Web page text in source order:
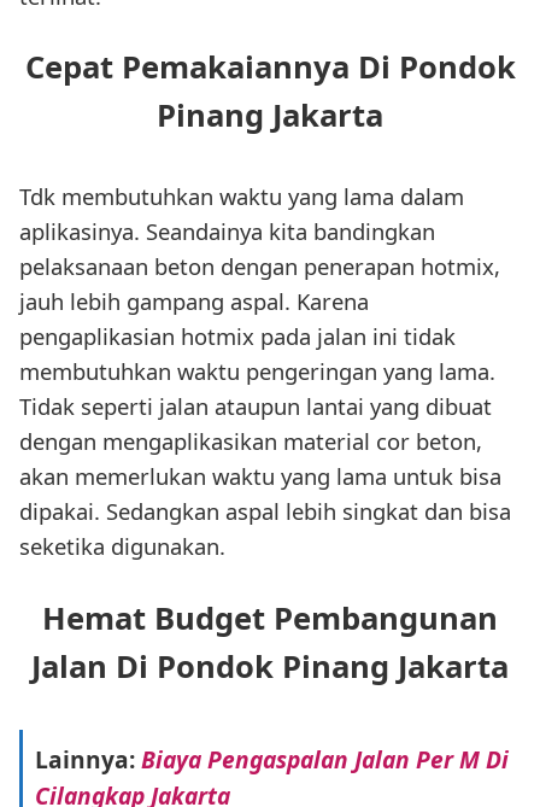
Cepat Pemakaiannya Di Pondok
Pinang Jakarta
Tdk membutuhkan waktu yang lama dalam
aplikasinya. Seandainya kita bandingkan
pelaksanaan beton dengan penerapan hotmix,
jauh lebih gampang aspal. Karena
pengaplikasian hotmix pada jalan ini tidak
membutuhkan waktu pengeringan yang lama.
Tidak seperti jalan ataupun lantai yang dibuat
dengan mengaplikasikan material cor beton,
akan memerlukan waktu yang lama untuk bisa
dipakai. Sedangkan aspal lebih singkat dan bisa
seketika digunakan.
Hemat Budget Pembangunan
Jalan Di Pondok Pinang Jakarta
Lainnya:Biaya Pengaspalan Jalan Per M Di
Cilangkap Jakarta